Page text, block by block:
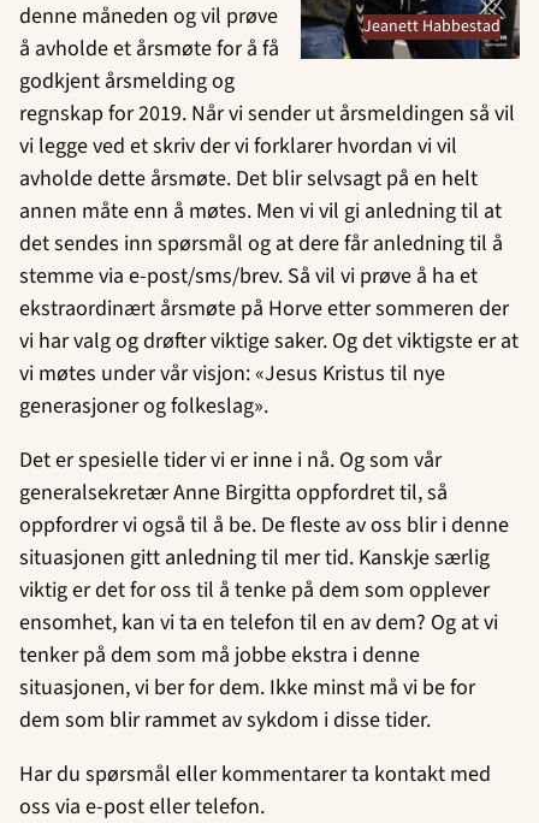
Jeanett Habbestad
denne måneden og vil prøve
å avholde et årsmøte for å få
godkjent årsmelding og
regnskap for 2019. Når vi sender ut årsmeldingen så vil
vi legge ved et skriv der vi forklarer hvordan vi vil
avholde dette årsmøte. Det blir selvsagt på en helt
annen måte enn å møtes. Men vi vil gi anledning til at
det sendes inn spørsmål og at dere får anledning til å
stemme via e-post/sms/brev. Så vil vi prøve å ha et
ekstraordinært årsmøte på Horve etter sommeren der
vi har valg og drøfter viktige saker. Og det viktigste er at
vi møtes under vår visjon: «Jesus Kristus til nye
generasjoner og folkeslag».
Det er spesielle tider vi er inne i nå. Og som vår
generalsekretær Anne Birgitta oppfordret til, så
oppfordrer vi også til å be. De fleste av oss blir i denne
situasjonen gitt anledning til mer tid. Kanskje særlig
viktig er det for oss til å tenke på dem som opplever
ensomhet, kan vi ta en telefon til en av dem? Og at vi
tenker på dem som må jobbe ekstra i denne
situasjonen, vi ber for dem. Ikke minst må vi be for
dem som blir rammet av sykdom i disse tider.
Har du spørsmål eller kommentarer ta kontakt med
oss via e-post eller telefon.